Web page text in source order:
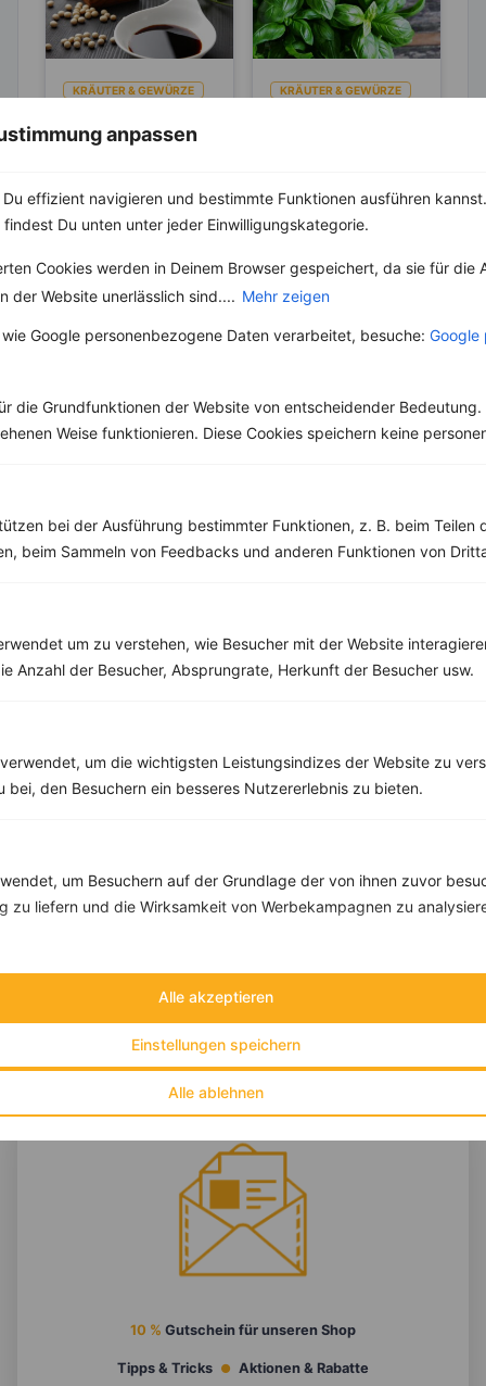
anpassen
effizient navigieren und bestimmte Funktionen ausführen
Du unten unter jeder Einwilligungskategorie.
Cookies werden in Deinem Browser gespeichert, da sie für die
der Website unerlässlich sind.... Mehr zeigen
Google personenbezogene Daten verarbeitet, besuche: Google
die Grundfunktionen der Website von entscheidender Bedeutung.
Weise funktionieren. Diese Cookies speichern keine
bei der Ausführung bestimmter Funktionen, z. B. beim Teilen
beim Sammeln von Feedbacks und anderen Funktionen von
um zu verstehen, wie Besucher mit der Website
Anzahl der Besucher, Absprungrate, Herkunft der Besucher usw.
um die wichtigsten Leistungsindizes der Website zu
bei, den Besuchern ein besseres Nutzererlebnis zu bieten.
um Besuchern auf der Grundlage der von ihnen zuvor
zu liefern und die Wirksamkeit von Werbekampagnen zu
Alle ablehnen
Einstellungen speichern
Alle akzeptieren
KRÄUTER & GEWÜRZE
gesunde
in der asiatischen
Gegend beliebt –
Sauce überall...
KRÄUTER & GEWÜRZE
Arten
Geruch erinnert wohl
als Erstes an Italien.
heute...
Weitere Vegane Rezepte
‹ ›
Kalorien:595 kcal
Fett:17 g
Eiweiß:
Fett:26 g
Eiweiß:
Kohlehydrate:34 g
10 % Gutschein für unseren Shop
Tipps & Tricks Aktionen & Rabatte